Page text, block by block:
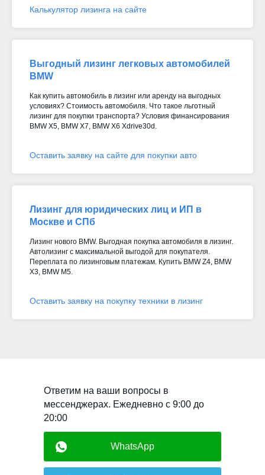
Калькулятор лизинга на сайте
Выгодный лизинг легковых автомобилей
BMW
Как купить автомобиль в лизинг или аренду на выгодных
условиях? Стоимость автомобиля. Что такое льготный
лизинг для покупки транспорта? Условия финансирования
BMW X5, BMW X7, BMW X6 Xdrive30d
Оставить заявку на сайте для покупки авто
Лизинг для юридических лиц и ИП в
Москве и СПб
Лизинг нового BMW. Выгодная покупка автомобиля в лизинг.
Автолизинг с максимальной выгодой для покупателя.
Переплата по лизинговым платежам. Купить BMW Z4, BMW
X3, BMW M5.
Оставить заявку на покупку техники в лизинг
Ответим на ваши вопросы в
мессенджерах. Ежедневно с 9:00 до
20:00
WhatsApp